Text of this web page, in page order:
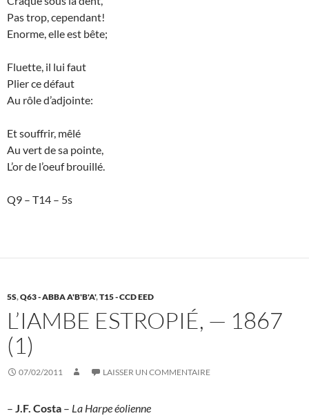
Pas trop, cependant!
Enorme, elle est bête;
Fluette, il lui faut
Plier ce défaut
Au rôle d’adjointe:
Et souffrir, mêlé
Au vert de sa pointe,
L’or de l’oeuf brouillé.
Q9 – T14 – 5s
5S,Q63 - ABBA A'B'B'A',T15 - CCD EED
L’IAMBE ESTROPIÉ, — 1867
(1)
07/02/2011 LAISSER UN COMMENTAIRE
– J.F. Costa – La Harpe éolienne